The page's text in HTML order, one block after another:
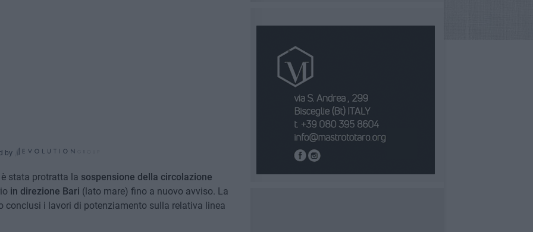
by
stata protratta la sospensione della circolazione
in direzione Bari (lato mare) fino a nuovo avviso. La
conclusi i lavori di potenziamento sulla relativa linea